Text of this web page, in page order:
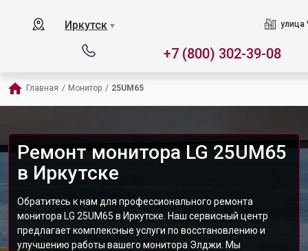
Иркутск ▼ улица
+7 (800) 302-39-08
Главная / Монитор / 25UM65
Ремонт монитора LG 25UM65
в Иркутске
Обратитесь к нам для профессионального ремонта
монитора LG 25UM65 в Иркутске. Наш сервисный центр
предлагает комплексные услуги по восстановлению и
улучшению работы вашего монитора Элджи. Мы